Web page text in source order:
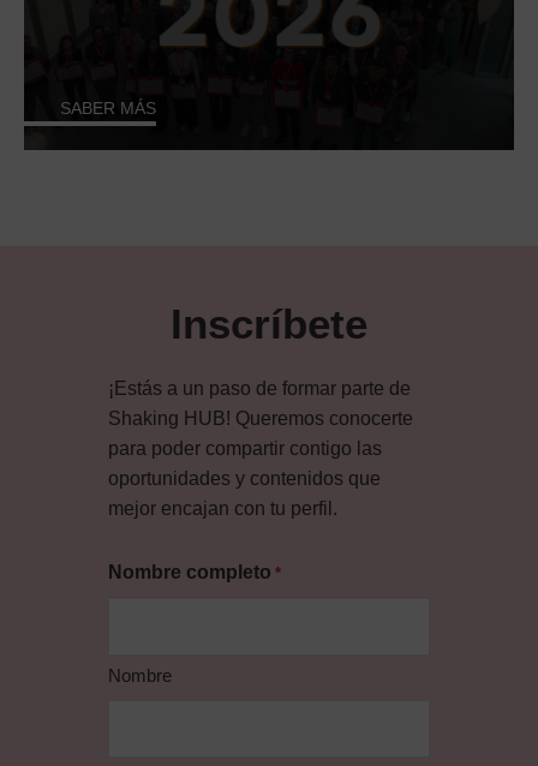
SABER MÁS
Inscríbete
¡Estás a un paso de formar parte de
Shaking HUB! Queremos conocerte
para poder compartir contigo las
oportunidades y contenidos que
mejor encajan con tu perfil.
Nombre completo *
Nombre